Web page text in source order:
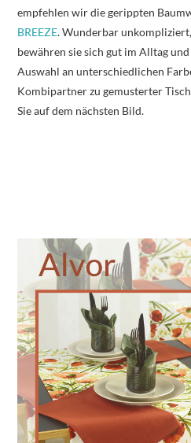
empfehlen wir die gerippten
BREEZE. Wunderbar
bewähren sie sich gut im Alltag
Auswahl an unterschiedlichen
Kombipartner zu gemusterter
Sie auf dem nächsten Bild.